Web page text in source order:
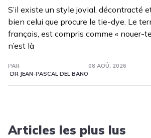
S’il existe un style jovial, décontracté
bien celui que procure le tie-dye. Le
français, est compris comme « nouer-
n’est là
PAR
DR JEAN-PASCAL DEL BANO
08 AOÛ. 2026
Articles les plus lus